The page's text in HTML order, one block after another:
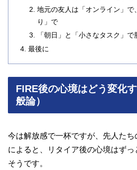
地元の友人は「オンライン」で
り」で
「朝日」と「小さなタスク」で
最後に
FIRE後の心境はどう変化
般論）
今は解放感で一杯ですが、先人た
によると、リタイア後の心境はず
そうです。